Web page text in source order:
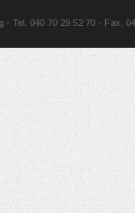
- Tel. 040 70 29 52 70 - Fax.